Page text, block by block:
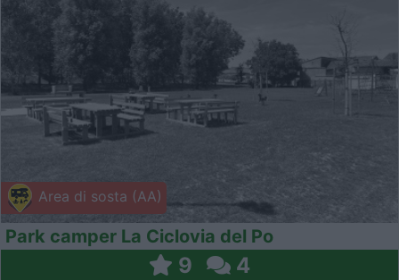
Area di sosta (AA)
Park camper La Ciclovia del Po
9 4